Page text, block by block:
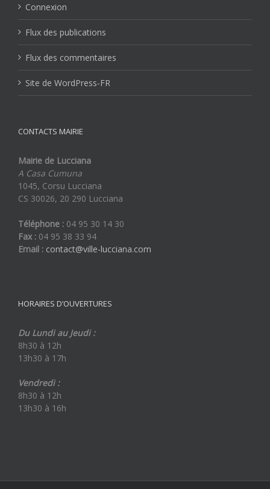
Connexion
Flux des publications
Flux des commentaires
Site de WordPress-FR
CONTACTS MAIRIE
Mairie de Lucciana
A Casa Cumuna
1045, Corsu Lucciana
CS 30026, 20 290 Lucciana
Téléphone : 04 95 30 14 30
Fax : 04 95 38 33 94
Email : contact@ville-lucciana.com
HORAIRES D’OUVERTURES
Du Lundi au Jeudi :
8h30 à 12h
13h30 à 17h
Vendredi :
8h30 à 12h
13h30 à 16h